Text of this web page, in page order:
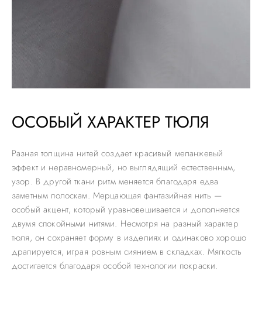
ОСОБЫЙ ХАРАКТЕР ТЮЛЯ
Разная толщина нитей создает красивый меланжевый
эффект и неравномерный, но выглядящий естественным,
узор. В другой ткани ритм меняется благодаря едва
заметным полоскам. Мерцающая фантазийная нить —
особый акцент, который уравновешивается и дополняется
двумя спокойными нитями. Несмотря на разный характер
тюля, он сохраняет форму в изделиях и одинаково хорошо
драпируется, играя ровным сиянием в складках. Мягкость
достигается благодаря особой технологии покраски.